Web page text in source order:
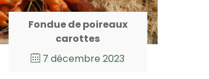
Fondue de poireaux
carottes
7 décembre 2023